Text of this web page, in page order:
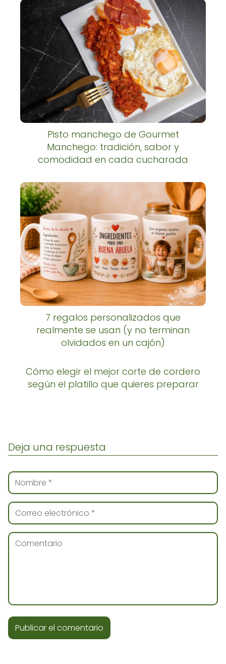
Pisto manchego de Gourmet
Manchego: tradición, sabor y
comodidad en cada cucharada
7 regalos personalizados que
realmente se usan (y no terminan
olvidados en un cajón)
Cómo elegir el mejor corte de cordero
según el platillo que quieres preparar
Deja una respuesta